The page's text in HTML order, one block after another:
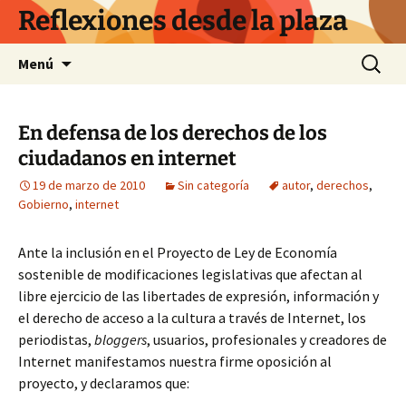
Saltar
contenido
Reflexiones desde la plaza
Menú Buscar:
En defensa de los derechos de los
ciudadanos en internet
19 de marzo de 2010 Sin categoría autor, derechos,
Gobierno, internet
Ante la inclusión en el Proyecto de Ley de Economía
sostenible de modificaciones legislativas que afectan al
libre ejercicio de las libertades de expresión, información y
el derecho de acceso a la cultura a través de Internet, los
periodistas, bloggers, usuarios, profesionales y creadores de
Internet manifestamos nuestra firme oposición al
proyecto, y declaramos que: